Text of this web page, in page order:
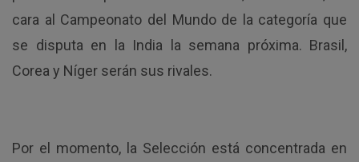
cara al Campeonato del Mundo de la categoría que
se disputa en la India la semana próxima. Brasil,
Corea y Níger serán sus rivales.
Por el momento, la Selección está concentrada en